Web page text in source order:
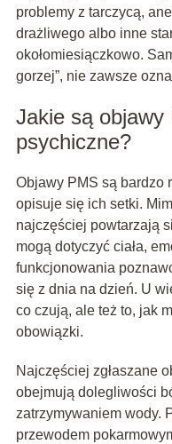
problemy z tarczycą,
drażliwego albo inne
okołomiesiączkowo.
gorzej”, nie zawsze
Jakie są
psychiczne?
Objawy PMS są bardzo
opisuje się ich setki.
najczęściej powtarzają
mogą dotyczyć ciała,
funkcjonowania
się z dnia na dzień. U
co czują, ale też to, jak
obowiązki.
Najczęściej zgłaszane
obejmują dolegliwości
zatrzymywaniem wody.
przewodem